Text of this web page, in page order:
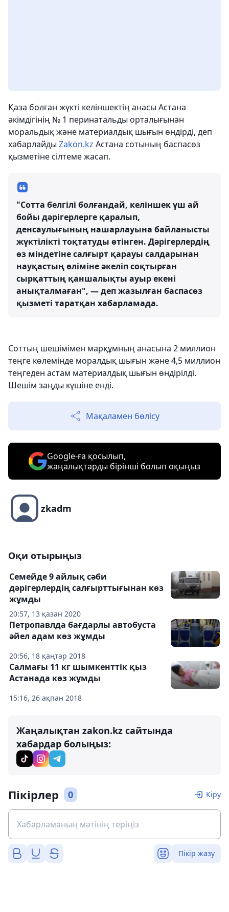
Қаза болған жүкті келіншектің анасы Астана
әкімдігінің № 1 перинатальды орталығынан
моральдық және материалдық шығын өндірді, деп
хабарлайды Zakon.kz Астана сотының баспасөз
қызметіне сілтеме жасап.
"Сотта белгілі болғандай, келіншек үш ай
бойы дәрігерлерге қаралып,
денсаулығының нашарлауына байланысты
жүктілікті тоқтатуды өтінген. Дәрігерлердің
өз міндетіне салғырт қарауы салдарынан
науқастың өліміне әкеліп соқтырған
сырқаттың қаншалықты ауыр екені
анықталмаған", — деп жазылған баспасөз
қызметі таратқан хабарламада.
Соттың шешімімен марқұмның анасына 2 миллион
теңге көлемінде моралдық шығын және 4,5 миллион
теңгеден астам материалдық шығын өндірілді.
Шешім заңды күшіне енді.
Мақаламен бөлісу
Google-ға қосылып,
жаңалықтарды бірінші болып оқыңыз
zkadm
Оқи отырыңыз
20:57, 13 қазан 2020
Семейде 9 айлық сәби
дәрігерлердің салғырттығынан көз
жұмды
20:56, 18 қаңтар 2018
Петропавлда бағдарлы автобуста
әйел адам көз жұмды
15:16, 26 ақпан 2018
Салмағы 11 кг шымкенттік қыз
Астанада көз жұмды
Жаңалықтан zakon.kz сайтында
хабардар болыңыз:
Пікірлер 0 Кіру
Пікір жазу